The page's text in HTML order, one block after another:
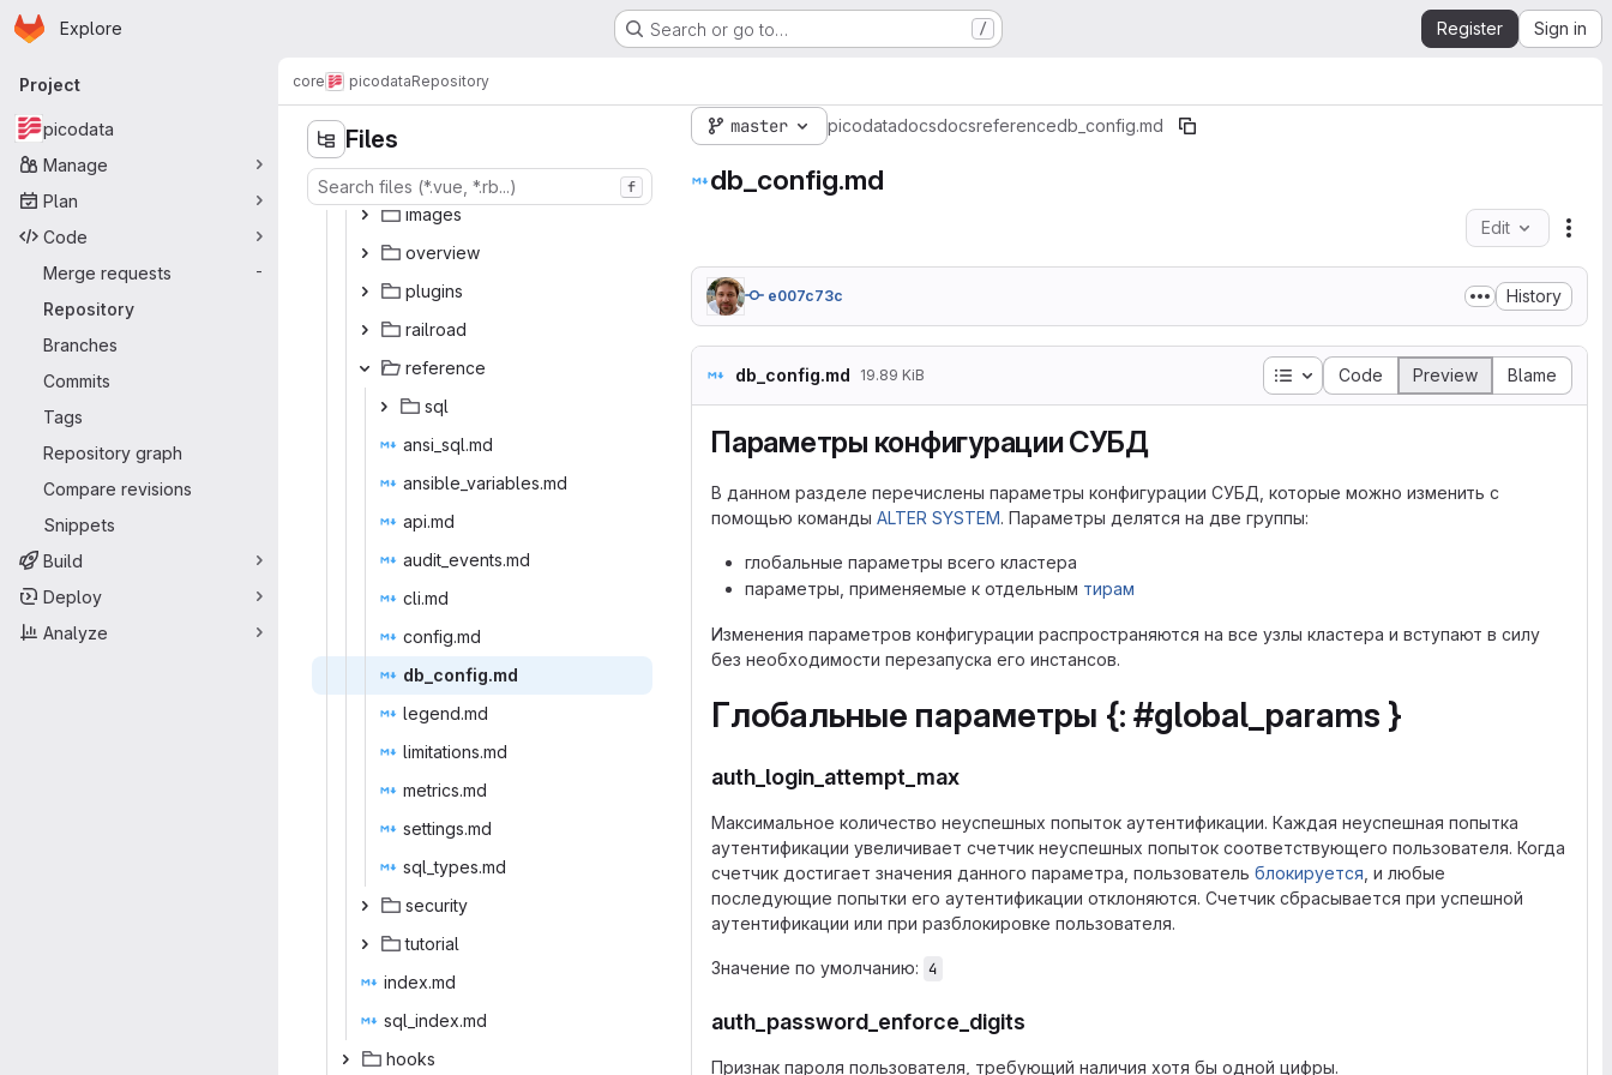
Skip to main content
Homepage
Explore Search or go to… / Register Sign in
Primary navigation
Project
picodata
Manage
Plan
Code
Merge requests
-
Repository
Branches
Commits
Tags
Repository graph
Compare revisions
Snippets
Build
Deploy
Analyze
core picodataRepository
Files
f
ima‎ges‎
over‎view‎
plu‎gins‎
rail‎road‎
refe‎rence‎
s‎ql‎
ansi_ ‎sql.md‎
ansible_va‎riables.md‎
api‎.md‎
audit_e‎vents.md‎
cli‎.md‎
conf‎ig.md‎
db_con‎fig.md‎
lege‎nd.md‎
limitat‎ions.md‎
metri‎cs.md‎
setti‎ngs.md‎
sql_ty‎pes.md‎
secu‎rity‎
tuto‎rial‎
inde‎x.md‎
sql_in‎dex.md‎
ho‎oks‎
master picodatadocsdocsreferencedb_config.md
db_config.md
Edit
e007c73c History
db_config.md 19.89 KiB Table of contents
Code Preview Blame
Параметры конфигурации СУБД
В данном разделе перечислены параметры конфигурации СУБД, которые можно изменить с
помощью команды ALTER SYSTEM. Параметры делятся на две группы:
глобальные параметры всего кластера
параметры, применяемые к отдельным тирам
Изменения параметров конфигурации распространяются на все узлы кластера и вступают в силу
без необходимости перезапуска его инстансов.
Глобальные параметры {: #global_params }
auth_login_attempt_max
Максимальное количество неуспешных попыток аутентификации. Каждая неуспешная попытка
аутентификации увеличивает счетчик неуспешных попыток соответствующего пользователя. Когда
счетчик достигает значения данного параметра, пользователь блокируется , и любые
последующие попытки его аутентификации отклоняются. Счетчик сбрасывается при успешной
аутентификации или при разблокировке пользователя.
Значение по умолчанию: 4
auth_password_enforce_digits
Признак пароля пользователя, требующий наличия хотя бы одной цифры.